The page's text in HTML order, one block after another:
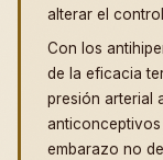
alterar el
Con los
de la eficacia
presión arterial
embarazo no